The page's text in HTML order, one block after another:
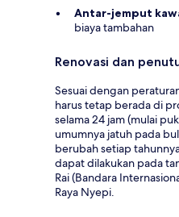
Antar-jemput
biaya tambahan
Renovasi dan
Sesuai dengan
harus tetap berada di
selama 24 jam (mulai
umumnya jatuh pada
berubah setiap
dapat dilakukan pada
Rai (Bandara
Raya Nyepi.